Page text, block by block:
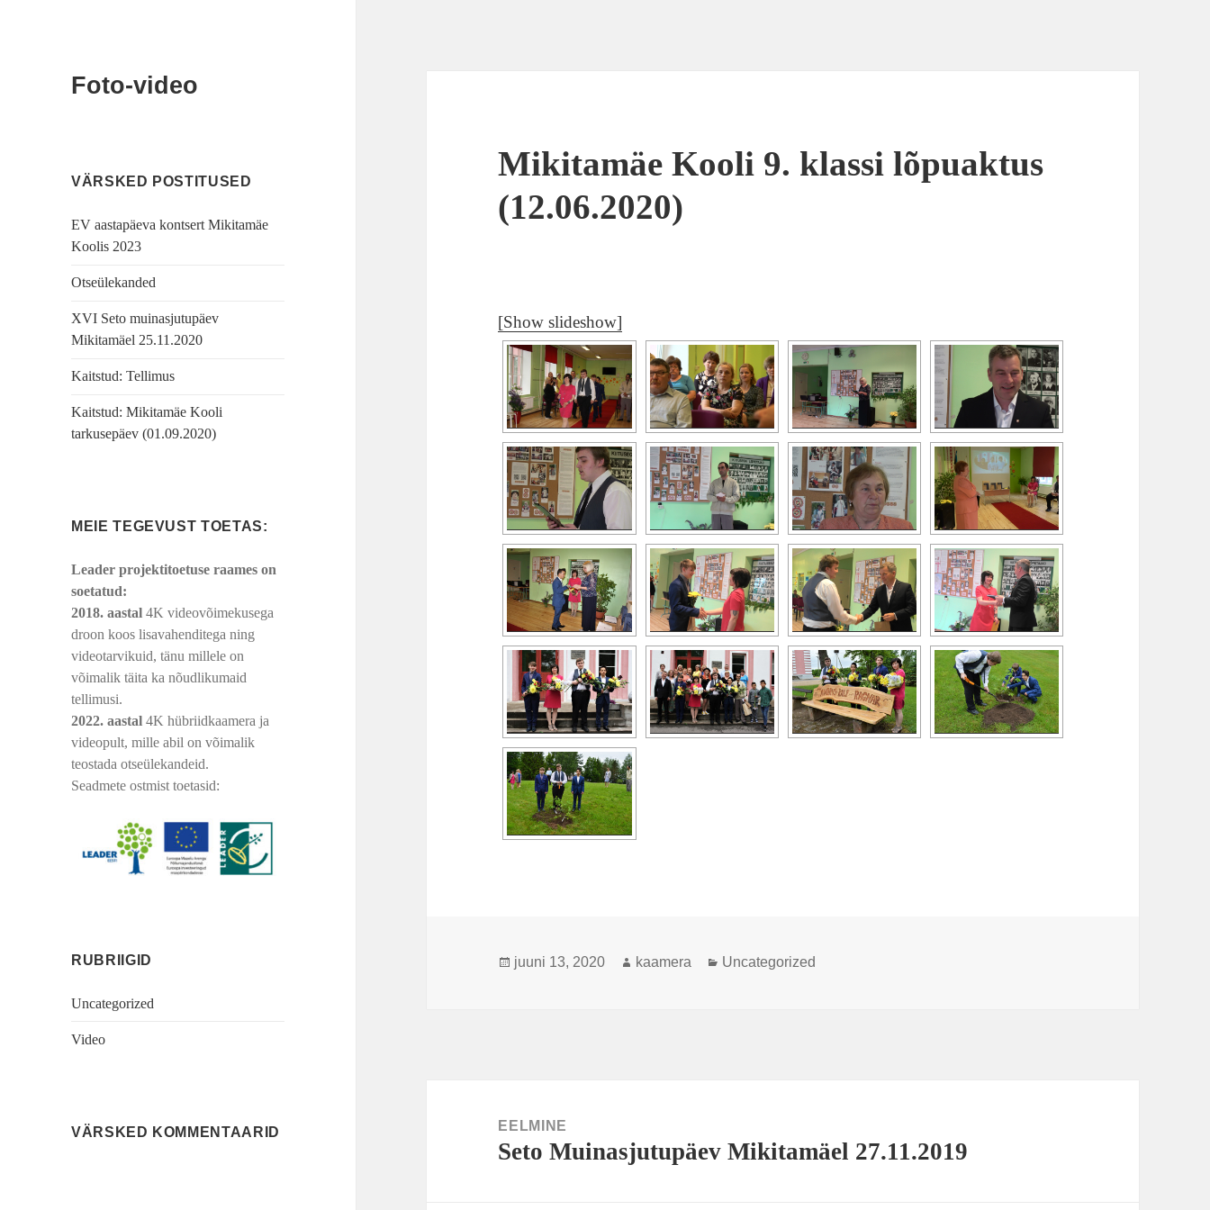
Foto-video
VÄRSKED POSTITUSED
EV aastapäeva kontsert Mikitamäe
Koolis 2023
Otseülekanded
XVI Seto muinasjutupäev
Mikitamäel 25.11.2020
Kaitstud: Tellimus
Kaitstud: Mikitamäe Kooli
tarkusepäev (01.09.2020)
MEIE TEGEVUST TOETAS:
Leader projektitoetuse raames on
soetatud:
2018. aastal 4K videovõimekusega
droon koos lisavahenditega ning
videotarvikuid, tänu millele on
võimalik täita ka nõudlikumaid
tellimusi.
2022. aastal 4K hübriidkaamera ja
videopult, mille abil on võimalik
teostada otseülekandeid.
Seadmete ostmist toetasid:
RUBRIIGID
Uncategorized
Video
VÄRSKED KOMMENTAARID
Mikitamäe Kooli 9. klassi lõpuaktus
(12.06.2020)
[Show slideshow]
Postitatud
juuni 13, 2020 Autor
kaamera Rubriigid
Uncategorized
EELMINE
Eelmine
Seto Muinasjutupäev Mikitamäel 27.11.2019